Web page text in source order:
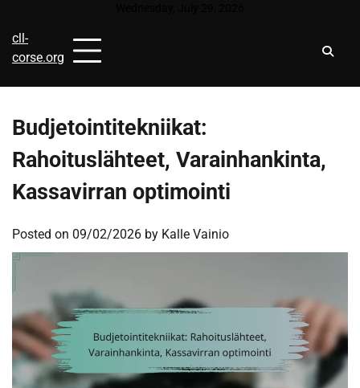
content
cll-
corse.org
Budjetointitekniikat:
Rahoituslähteet, Varainhankinta,
Kassavirran optimointi
Posted on 09/02/2026 by Kalle Vainio